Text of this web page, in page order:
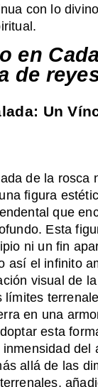
con lo
en
de
Un
de la rosca
figura
que
Esta
ni un fin
así el infinito
visual de
límites
en una
esta
del
allá de las